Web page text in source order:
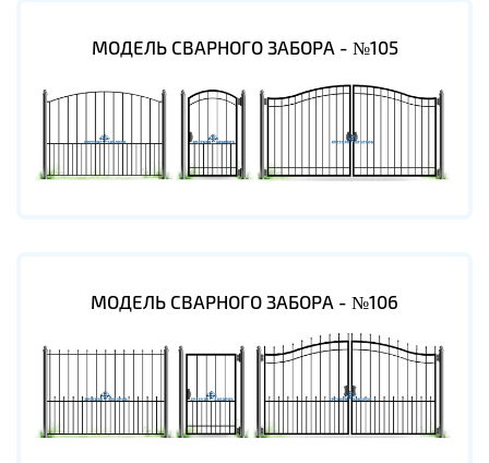
МОДЕЛЬ СВАРНОГО ЗАБОРА - №105
МОДЕЛЬ СВАРНОГО ЗАБОРА - №106